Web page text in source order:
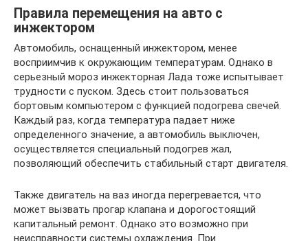
Правила перемещения на авто с
инжектором
Автомобиль, оснащенный инжектором, менее
восприимчив к окружающим температурам. Однако в
серьезный мороз инжекторная Лада тоже испытывает
трудности с пуском. Здесь стоит пользоваться
бортовым компьютером с функцией подогрева свечей.
Каждый раз, когда температура падает ниже
определенного значение, а автомобиль выключен,
осуществляется специальный подогрев жал,
позволяющий обеспечить стабильный старт двигателя.
Также двигатель на ваз иногда перегревается, что
может вызвать прогар клапана и дорогостоящий
капитальный ремонт. Однако это возможно при
неисправности системы охлаждения. При